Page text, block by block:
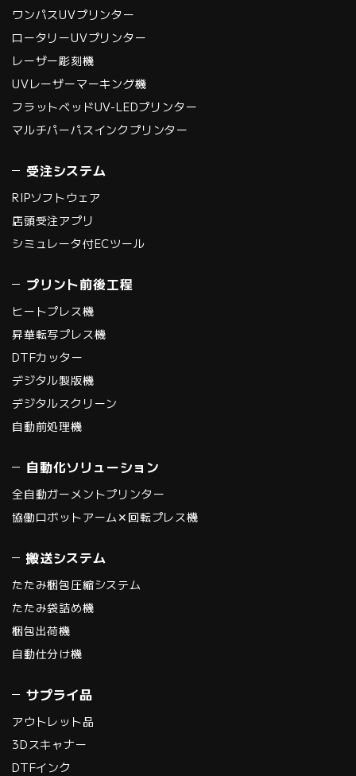
ワンパスUVプリンター
ロータリーUVプリンター
レーザー彫刻機
UVレーザーマーキング機
フラットベッドUV-LEDプリンター
マルチパーパスインクプリンター
受注システム
RIPソフトウェア
店頭受注アプリ
シミュレータ付ECツール
プリント前後工程
ヒートプレス機
昇華転写プレス機
DTFカッター
デジタル製版機
デジタルスクリーン
自動前処理機
自動化ソリューション
全自動ガーメントプリンター
協働ロボットアーム✕回転プレス機
搬送システム
たたみ梱包圧縮システム
たたみ袋詰め機
梱包出荷機
自動仕分け機
サプライ品
アウトレット品
3Dスキャナー
DTFインク